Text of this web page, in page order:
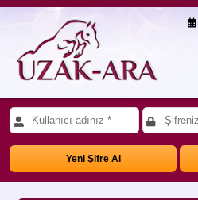
Yeni Şifre Al